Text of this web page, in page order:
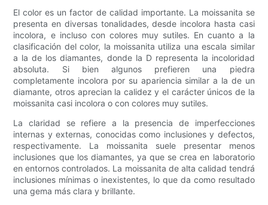
El color es un factor de calidad importante. La moissanita se
presenta en diversas tonalidades, desde incolora hasta casi
incolora, e incluso con colores muy sutiles. En cuanto a la
clasificación del color, la moissanita utiliza una escala similar
a la de los diamantes, donde la D representa la incoloridad
absoluta. Si bien algunos prefieren una piedra
completamente incolora por su apariencia similar a la de un
diamante, otros aprecian la calidez y el carácter únicos de la
moissanita casi incolora o con colores muy sutiles.
La claridad se refiere a la presencia de imperfecciones
internas y externas, conocidas como inclusiones y defectos,
respectivamente. La moissanita suele presentar menos
inclusiones que los diamantes, ya que se crea en laboratorio
en entornos controlados. La moissanita de alta calidad tendrá
inclusiones mínimas o inexistentes, lo que da como resultado
una gema más clara y brillante.